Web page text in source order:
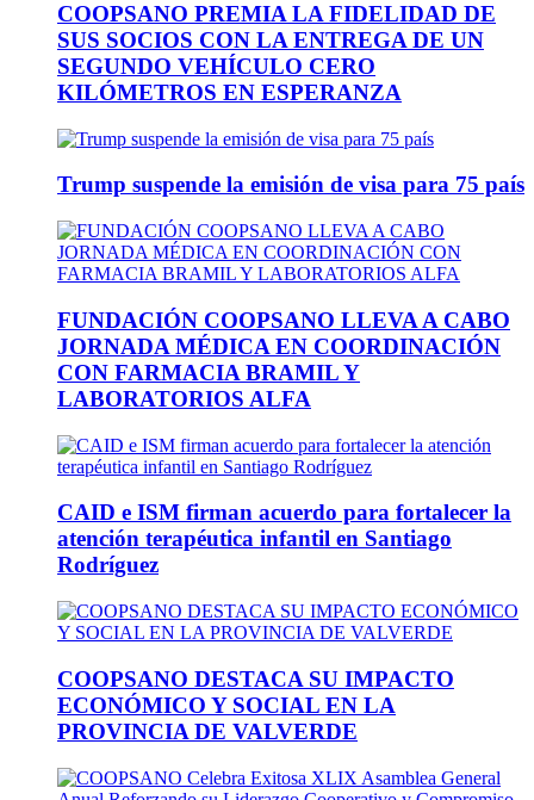
COOPSANO PREMIA LA FIDELIDAD DE
SUS SOCIOS CON LA ENTREGA DE UN
SEGUNDO VEHÍCULO CERO
KILÓMETROS EN ESPERANZA
Trump suspende la emisión de visa para 75 país
FUNDACIÓN COOPSANO LLEVA A CABO
JORNADA MÉDICA EN COORDINACIÓN
CON FARMACIA BRAMIL Y
LABORATORIOS ALFA
CAID e ISM firman acuerdo para fortalecer la
atención terapéutica infantil en Santiago
Rodríguez
COOPSANO DESTACA SU IMPACTO
ECONÓMICO Y SOCIAL EN LA
PROVINCIA DE VALVERDE